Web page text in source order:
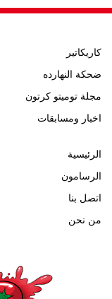
كاريكاتير
ضحكة النهارده
مجلة توميتو كرتون
اخبار ومسابقات
الرئيسية
الرسامون
اتصل بنا
من نحن